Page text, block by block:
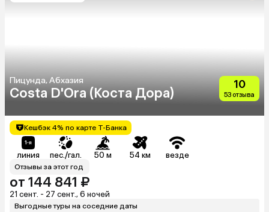
Пицунда, Абхазия
Costa D'Ora (Коста Дора)
10
53 отзыва
Кешбэк 4% по карте Т-Банка
линия пес./гал. 50 м 54 км везде
Отзывы за этот год
от 144 841 ₽
21 сент. - 27 сент., 6 ночей
Выгодные туры на соседние даты